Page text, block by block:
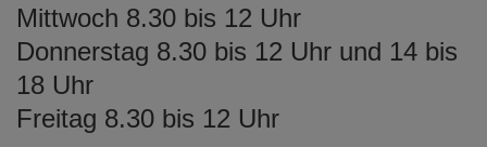
Mittwoch 8.30 bis 12 Uhr
Donnerstag 8.30 bis 12 Uhr und 14 bis
18 Uhr
Freitag 8.30 bis 12 Uhr